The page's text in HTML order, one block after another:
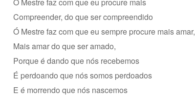
Compreender, do que ser compreendido
Ó Mestre faz com que eu sempre procure mais amar,
Mais amar do que ser amado,
Porque é dando que nós recebemos
É perdoando que nós somos perdoados
E é morrendo que nós nascemos